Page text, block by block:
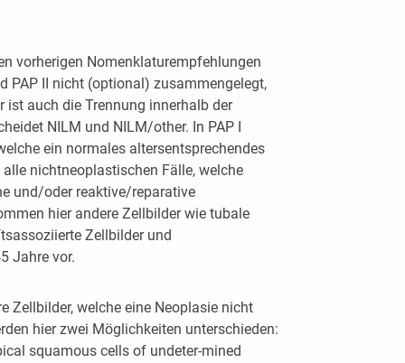
vorherigen Nomenklaturempfehlungen
PAP II nicht (optional) zusammengelegt,
auch die Trennung innerhalb der
NILM und NILM/other. In PAP I
ein normales altersentsprechendes
nichtneoplastischen Fälle, welche
und/oder reaktive/reparative
hier andere Zellbilder wie tubale
Zellbilder und
Jahre vor.
Zellbilder, welche eine Neoplasie nicht
hier zwei Möglichkeiten unterschieden:
squamous cells of undeter-mined